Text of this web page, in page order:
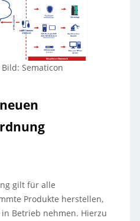
Bild: Sematicon
gilt für alle
Produkte herstellen,
Betrieb nehmen. Hierzu